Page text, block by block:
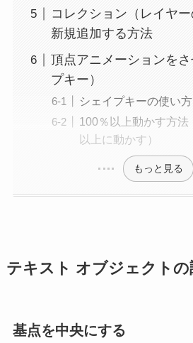
コレクション（レイヤ
新規追加する方法
頂点アニメーションを
プキー）
シェイプキーの使い方
100％以上動かす方法
以上に動かす）
もっと見る
テキスト オブジェクトの
基点を中央にする